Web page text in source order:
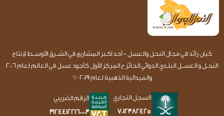
كيان رائد في مجال النحل والعسل - أحد اكـبر المشاريع في الشــرق الأوســط لإنتاج
النحـل و العســل البلـدي الدوائي الحائز ع المركز الأول كأجود عسل في العالم لعام 2006
والميدالية الذهبية لعام 2019 ✨
السجل التجاري
7012382425
الرقم الضريبي
312441221600003